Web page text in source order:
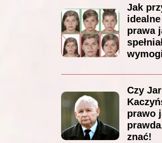
Jak
prawa
Czy
prawo
znać!